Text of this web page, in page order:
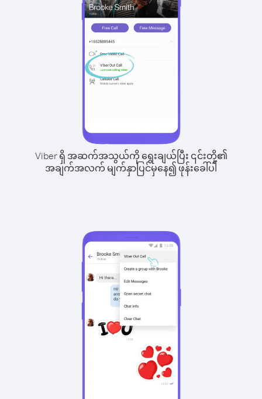
Viber ရှိ အဆက်အသွယ်ကို ရွေးချယ်ပြီး ၎င်းတို့၏
အချက်အလက် မျက်နှာပြင်မှနေ၍ ဖုန်းခေါ်ပါ